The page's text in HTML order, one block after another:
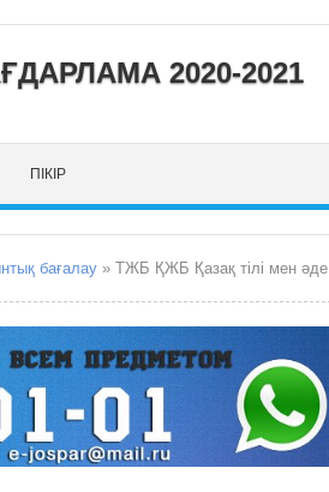
2020-2021
ПІКІР
бағалау » ТЖБ ҚЖБ Қазақ тілі мен әдебиеті пәнінен (оқыту қазақ тілінде емес) 9-сынып